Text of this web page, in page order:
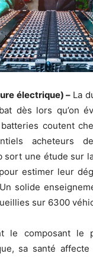
électrique) – La
dès lors qu’on
coutent
acheteurs
sort une étude sur
estimer leur
solide
sur 6300
le composant le
sa santé